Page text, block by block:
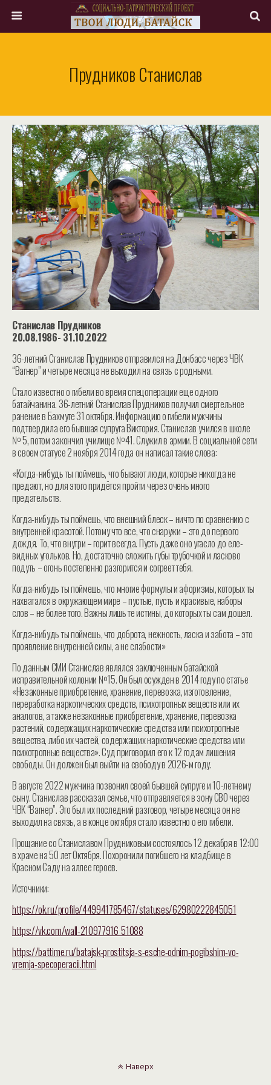
Прудников Станислав
Станислав Прудников
20.08.1986- 31.10.2022
36-летний Станислав Прудников отправился на Донбасс через ЧВК
“Вагнер” и четыре месяца не выходил на связь с родными.
Стало известно о гибели во время спецоперации еще одного
батайчанина. 36-летний Станислав Прудников получил смертельное
ранение в Бахмуте 31 октября. Информацию о гибели мужчины
подтвердила его бывшая супруга Виктория. Станислав учился в школе
№ 5, потом закончил училище №41. Служил в армии. В социальной сети
в своем статусе 2 ноября 2014 года он написал такие слова:
«Когда-нибудь ты поймешь, что бывают люди, которые никогда не
предают, но для этого придётся пройти через очень много
предательств.
Когда-нибудь ты поймешь, что внешний блеск – ничто по сравнению с
внутренней красотой. Потому что все, что снаружи – это до первого
дождя. То, что внутри – горит всегда. Пусть даже оно угасло до еле-
видных угольков. Но, достаточно сложить губы трубочкой и ласково
подуть – огонь постепенно разгорится и согреет тебя.
Когда-нибудь ты поймешь, что многие формулы и афоризмы, которых ты
нахватался в окружающем мире – пустые, пусть и красивые, наборы
слов – не более того. Важны лишь те истины, до которых ты сам дошел.
Когда-нибудь ты поймешь, что доброта, нежность, ласка и забота – это
проявление внутренней силы, а не слабости»
По данным СМИ Станислав являлся заключенным батайской
исправительной колонии №15. Он был осужден в 2014 году по статье
«Незаконные приобретение, хранение, перевозка, изготовление,
переработка наркотических средств, психотропных веществ или их
аналогов, а также незаконные приобретение, хранение, перевозка
растений, содержащих наркотические средства или психотропные
вещества, либо их частей, содержащих наркотические средства или
психотропные вещества». Суд приговорил его к 12 годам лишения
свободы. Он должен был выйти на свободу в 2026-м году.
В августе 2022 мужчина позвонил своей бывшей супруге и 10-летнему
сыну. Станислав рассказал семье, что отправляется в зону СВО через
ЧВК “Вагнер”. Это был их последний разговор, четыре месяца он не
выходил на связь, а в конце октября стало известно о его гибели.
Прощание со Станиславом Прудниковым состоялось 12 декабря в 12:00
в храме на 50 лет Октября. Похоронили погибшего на кладбище в
Красном Саду на аллее героев.
Источники:
https://ok.ru/profile/449941785467/statuses/62980222845051
https://vk.com/wall-210977916_51088
https://battime.ru/batajsk-prostitsja-s-esche-odnim-pogibshim-vo-
vremja-specoperacii.html
Наверх